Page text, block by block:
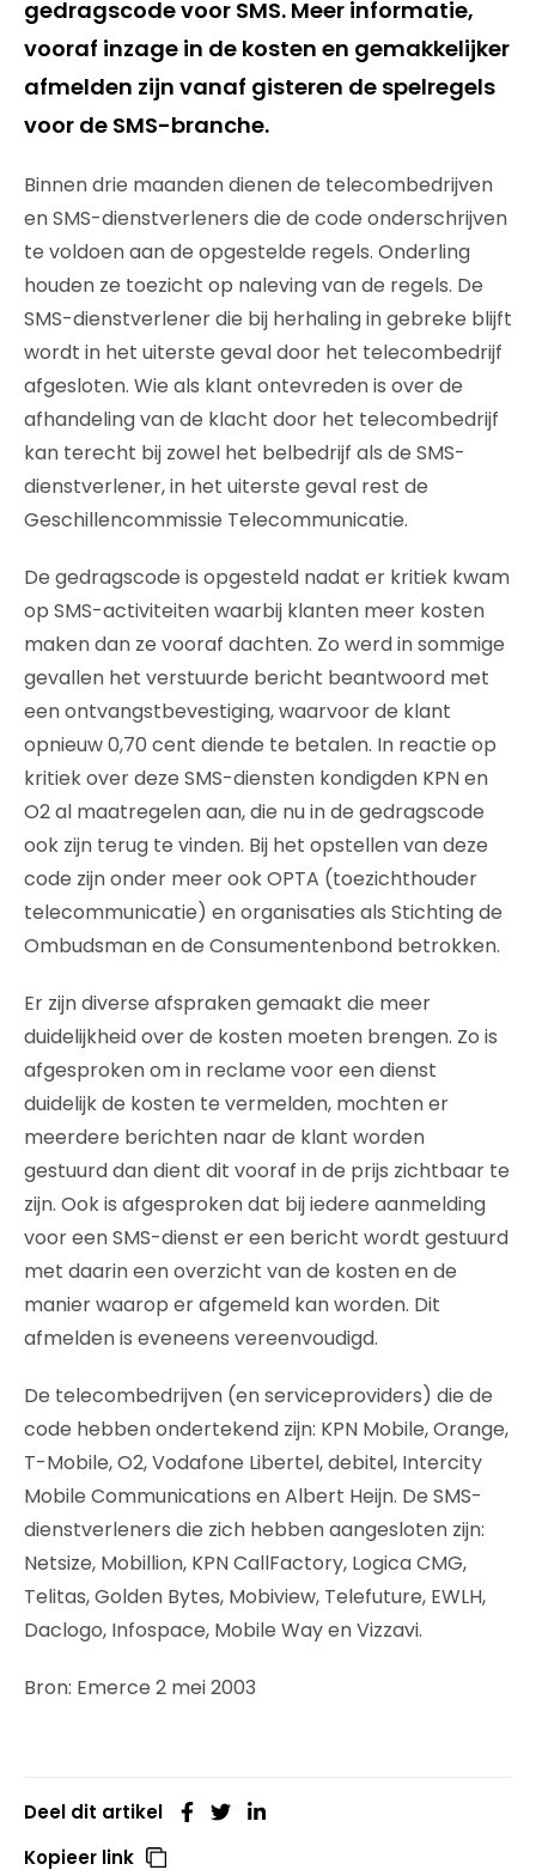
gedragscode voor SMS. Meer informatie,
vooraf inzage in de kosten en gemakkelijker
afmelden zijn vanaf gisteren de spelregels
voor de SMS-branche.
Binnen drie maanden dienen de telecombedrijven
en SMS-dienstverleners die de code onderschrijven
te voldoen aan de opgestelde regels. Onderling
houden ze toezicht op naleving van de regels. De
SMS-dienstverlener die bij herhaling in gebreke blijft
wordt in het uiterste geval door het telecombedrijf
afgesloten. Wie als klant ontevreden is over de
afhandeling van de klacht door het telecombedrijf
kan terecht bij zowel het belbedrijf als de SMS-
dienstverlener, in het uiterste geval rest de
Geschillencommissie Telecommunicatie.
De gedragscode is opgesteld nadat er kritiek kwam
op SMS-activiteiten waarbij klanten meer kosten
maken dan ze vooraf dachten. Zo werd in sommige
gevallen het verstuurde bericht beantwoord met
een ontvangstbevestiging, waarvoor de klant
opnieuw 0,70 cent diende te betalen. In reactie op
kritiek over deze SMS-diensten kondigden KPN en
O2 al maatregelen aan, die nu in de gedragscode
ook zijn terug te vinden. Bij het opstellen van deze
code zijn onder meer ook OPTA (toezichthouder
telecommunicatie) en organisaties als Stichting de
Ombudsman en de Consumentenbond betrokken.
Er zijn diverse afspraken gemaakt die meer
duidelijkheid over de kosten moeten brengen. Zo is
afgesproken om in reclame voor een dienst
duidelijk de kosten te vermelden, mochten er
meerdere berichten naar de klant worden
gestuurd dan dient dit vooraf in de prijs zichtbaar te
zijn. Ook is afgesproken dat bij iedere aanmelding
voor een SMS-dienst er een bericht wordt gestuurd
met daarin een overzicht van de kosten en de
manier waarop er afgemeld kan worden. Dit
afmelden is eveneens vereenvoudigd.
De telecombedrijven (en serviceproviders) die de
code hebben ondertekend zijn: KPN Mobile, Orange,
T-Mobile, O2, Vodafone Libertel, debitel, Intercity
Mobile Communications en Albert Heijn. De SMS-
dienstverleners die zich hebben aangesloten zijn:
Netsize, Mobillion, KPN CallFactory, Logica CMG,
Telitas, Golden Bytes, Mobiview, Telefuture, EWLH,
Daclogo, Infospace, Mobile Way en Vizzavi.
Bron: Emerce 2 mei 2003
Deel dit artikel
Kopieer link